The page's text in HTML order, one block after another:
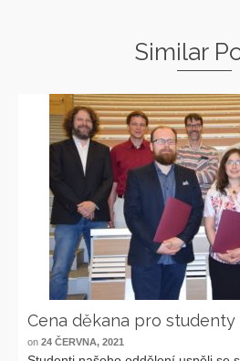
Similar
Cena děkana pro studenty
on 24 ČERVNA, 2021